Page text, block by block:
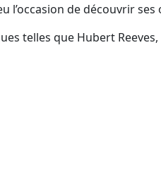
l’occasion de découvrir
telles que Hubert